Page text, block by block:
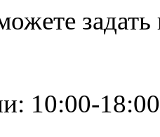
10:00-18:00